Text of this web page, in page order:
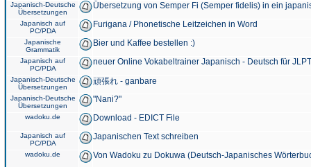
Japanisch-Deutsche
Übersetzungen
Übersetzung von Semper Fi (Semper fidelis) in ein
Japanisch auf
PC/PDA
Furigana / Phonetische Leitzeichen in Word
Japanische
Grammatik
Bier und Kaffee bestellen :)
Japanisch auf
PC/PDA
neuer Online Vokabeltrainer Japanisch - Deutsch für
Japanisch-Deutsche
Übersetzungen
頑張れ - ganbare
Japanisch-Deutsche
Übersetzungen
"Nani?"
wadoku.de Download - EDICT File
Japanisch auf
PC/PDA
Japanischen Text schreiben
wadoku.de Von Wadoku zu Dokuwa (Deutsch-Japanisches